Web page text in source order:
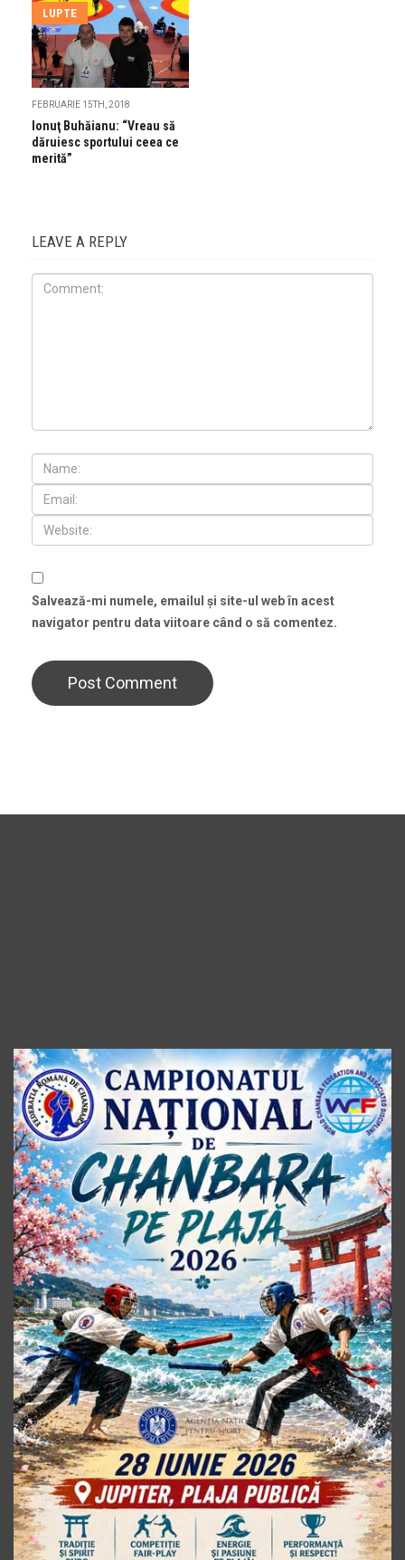
LUPTE
FEBRUARIE 15TH, 2018
Ionuţ Buhăianu: “Vreau să
dăruiesc sportului ceea ce
merită”
LEAVE A REPLY
Salvează-mi numele, emailul și site-ul web în acest
navigator pentru data viitoare când o să comentez.